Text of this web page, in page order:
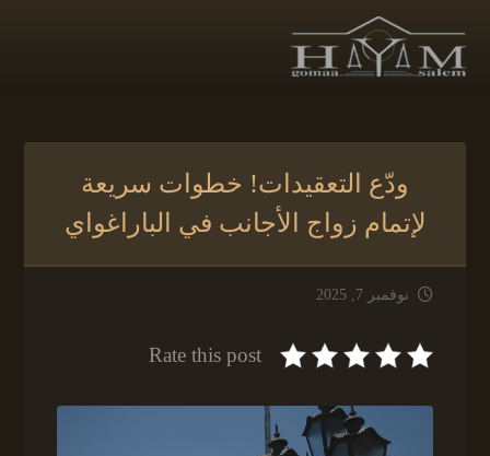
ودّع التعقيدات! خطوات سريعة
لإتمام زواج الأجانب في الباراغواي
نوفمبر 7, 2025
Rate this post